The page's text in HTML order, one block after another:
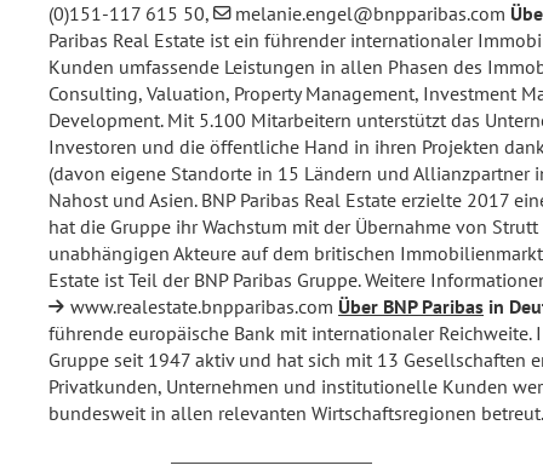
(0)151-117 615 50,
melanie.engel@bnpparibas.com
Paribas Real Estate ist ein führender internationaler
Kunden umfassende Leistungen in allen Phasen des
Consulting, Valuation, Property Management, Investment
Development. Mit 5.100 Mitarbeitern unterstützt das
Investoren und die öffentliche Hand in ihren Projekten
(davon eigene Standorte in 15 Ländern und Allianzpartner
Nahost und Asien. BNP Paribas Real Estate erzielte 2017
hat die Gruppe ihr Wachstum mit der Übernahme von
unabhängigen Akteure auf dem britischen
Estate ist Teil der BNP Paribas Gruppe. Weitere
www.realestate.bnpparibas.com Über BNP Paribas in
führende europäische Bank mit internationaler Reichweite.
Gruppe seit 1947 aktiv und hat sich mit 13 Gesellschaften
Privatkunden, Unternehmen und institutionelle Kunden
bundesweit in allen relevanten Wirtschaftsregionen